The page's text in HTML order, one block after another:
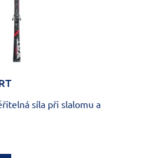
síla při slalomu a